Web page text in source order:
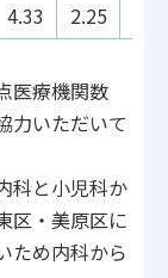
4.33 2.25
医療機関数
力いただいて
科と小児科か
区・美原区に
ため内科から